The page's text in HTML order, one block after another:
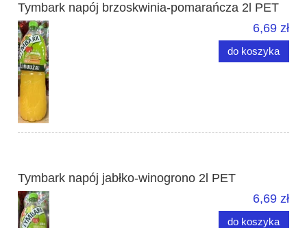
Tymbark napój brzoskwinia-pomarańcza 2l PET
6,69 zł
do koszyka
Tymbark napój jabłko-winogrono 2l PET
6,69 zł
do koszyka